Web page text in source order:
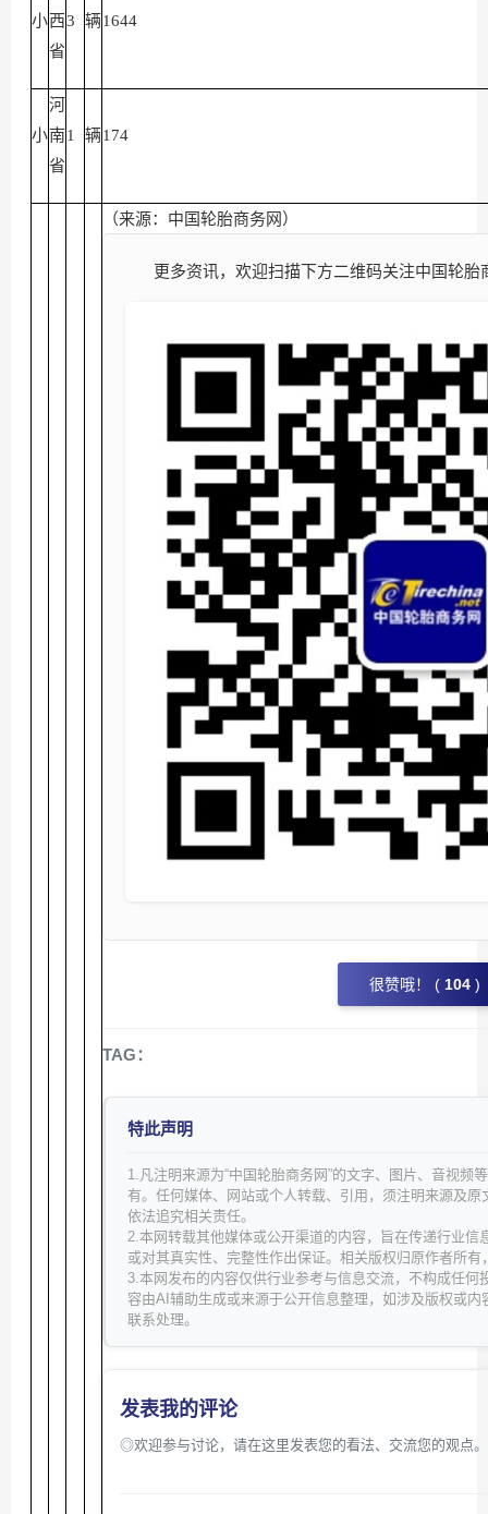
小西
省
3 辆1644
小
河
南
省
1 辆174
（来源：中国轮胎商务网）
更多资讯，欢迎扫描下方二维码关注中国轮胎
很赞哦！ ( 104 )
TAG：
特此声明
1.凡注明来源为“中国轮胎商务网”的文字、图片、音视频
有。任何媒体、网站或个人转载、引用，须注明来源及
依法追究相关责任。
2.本网转载其他媒体或公开渠道的内容，旨在传递行业信
或对其真实性、完整性作出保证。相关版权归原作者所
3.本网发布的内容仅供行业参考与信息交流，不构成任何
容由AI辅助生成或来源于公开信息整理，如涉及版权或
联系处理。
发表我的评论
◎欢迎参与讨论，请在这里发表您的看法、交流您的观点